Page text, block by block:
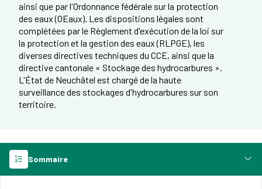
ainsi que par l'Ordonnance fédérale sur la protection
des eaux (OEaux). Les dispositions légales sont
complétées par le Règlement d'exécution de la loi sur
la protection et la gestion des eaux (RLPGE), les
diverses directives techniques du CCE, ainsi que la
directive cantonale « Stockage des hydrocarbures ».
L'État de Neuchâtel est chargé de la haute
surveillance des stockages d'hydrocarbures sur son
territoire.
Sommaire